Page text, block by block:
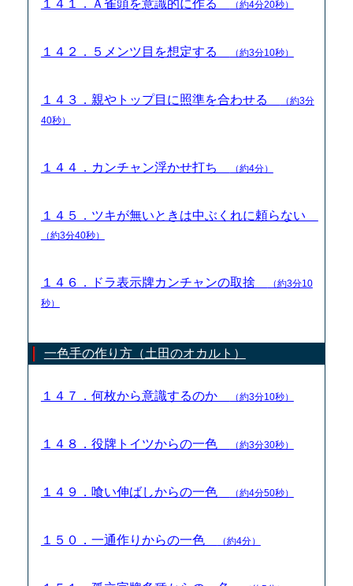
１４１．Ａ雀頭を意識的に作る （約4分20秒）
１４２．５メンツ目を想定する （約3分10秒）
１４３．親やトップ目に照準を合わせる
（約3分
40秒）
１４４．カンチャン浮かせ打ち （約4分）
１４５．ツキが無いときは中ぶくれに頼らない
（約3分40秒）
１４６．ドラ表示牌カンチャンの取捨
（約3分10
秒）
一色手の作り方（土田のオカルト）
１４７．何枚から意識するのか （約3分10秒）
１４８．役牌トイツからの一色 （約3分30秒）
１４９．喰い伸ばしからの一色 （約4分50秒）
１５０．一通作りからの一色 （約4分）